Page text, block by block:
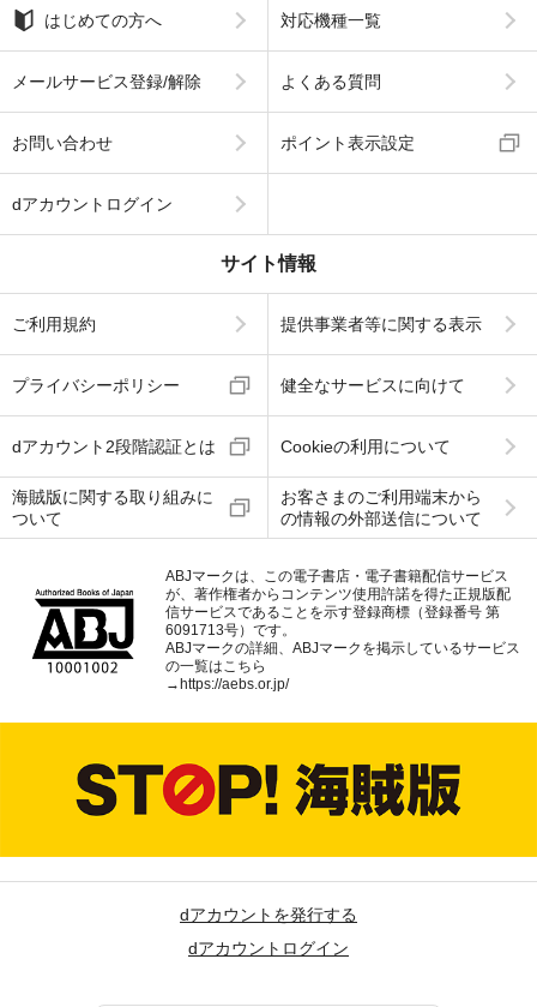
はじめての方へ 対応機種一覧
メールサービス登録/解除 よくある質問
お問い合わせ ポイント表示設定
dアカウントログイン
サイト情報
ご利用規約 提供事業者等に関する表示
プライバシーポリシー 健全なサービスに向けて
dアカウント2段階認証とは Cookieの利用について
海賊版に関する取り組みに
ついて
お客さまのご利用端末から
の情報の外部送信について
ABJマークは、この電子書店・電子書籍配信サービス
が、著作権者からコンテンツ使用許諾を得た正規版配
信サービスであることを示す登録商標（登録番号 第
6091713号）です。
ABJマークの詳細、ABJマークを掲示しているサービス
の一覧はこちら
→ https://aebs.or.jp/
dアカウントを発行する
dアカウントログイン